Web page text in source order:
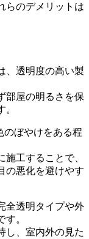
らのデメリットは
、透明度の高い製
部屋の明るさを保
のぼやけをある程
工することで、
の悪化を避けやす
全透明タイプや外
。
し、室内外の見た